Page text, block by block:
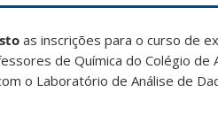
as inscrições para o curso de
de Química do Colégio de
o Laboratório de Análise de